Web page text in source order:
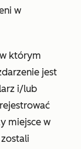
w
którym
jest
i/lub
miejsce w